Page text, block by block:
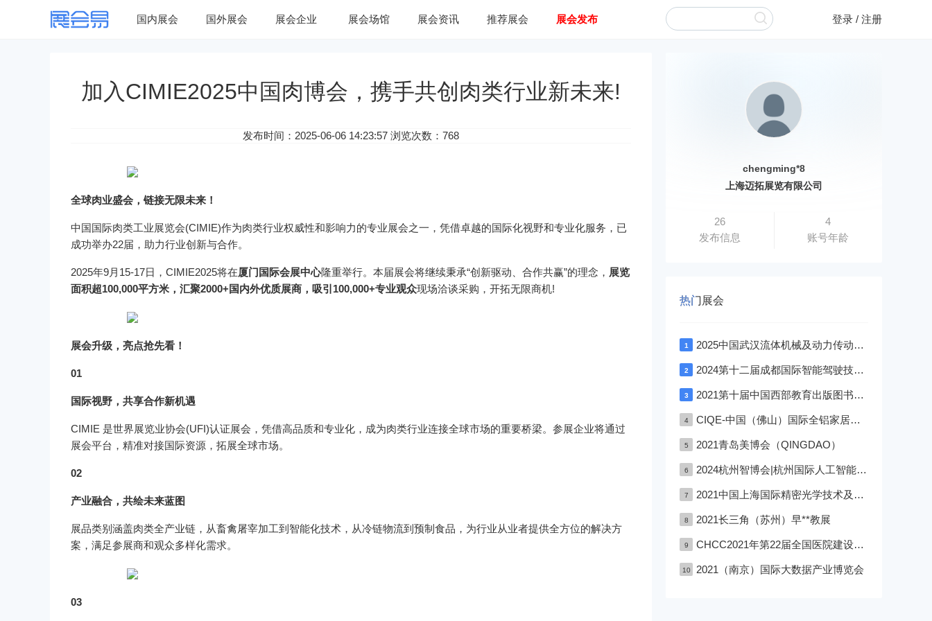
国内展会 国外展会 展会企业 展会场馆 展会资讯 推荐展会 展会发布 登录 / 注册
加入CIMIE2025中国肉博会，携手共创肉类行业新未来!
发布时间：2025-06-06 14:23:57 浏览次数：768
全球肉业盛会，链接无限未来！
中国国际肉类工业展览会(CIMIE)作为肉类行业权威性和影响力的专业展会之一，凭借卓越的国际化视野和专业化服务，已
成功举办22届，助力行业创新与合作。
2025年9月15-17日，CIMIE2025将在厦门国际会展中心隆重举行。本届展会将继续秉承“创新驱动、合作共赢”的理念， 展览
面积超100,000平方米，汇聚2000+国内外优质展商，吸引100,000+专业观众现场洽谈采购，开拓无限商机!
展会升级，亮点抢先看！
01
国际视野，共享合作新机遇
CIMIE 是世界展览业协会(UFI)认证展会，凭借高品质和专业化，成为肉类行业连接全球市场的重要桥梁。参展企业将通过
展会平台，精准对接国际资源，拓展全球市场。
02
产业融合，共绘未来蓝图
展品类别涵盖肉类全产业链，从畜禽屠宰加工到智能化技术，从冷链物流到预制食品，为行业从业者提供全方位的解决方
案，满足参展商和观众多样化需求。
03
chengming*8
上海迈拓展览有限公司
26
发布信息
4
账号年龄
热门展会
1 2025中国武汉流体机械及动力传动博览会
2 2024第十二届成都国际智能驾驶技术展览会
3 2021第十届中国西部教育出版图书文具与校服博览会—成渝双城展
4 CIQE-中国（佛山）国际全铝家居展览会
5 2021青岛美博会（QINGDAO）
6 2024杭州智博会|杭州国际人工智能,物联网,大数据展览会
7 2021中国上海国际精密光学技术及设备展览会
8 2021长三角（苏州）早**教展
9 CHCC2021年第22届全国医院建设大会深圳医院建设大会
10 2021（南京）国际大数据产业博览会